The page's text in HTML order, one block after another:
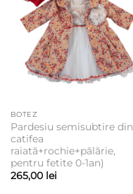
BOTEZ
Pardesiu semisubtire din
catifea
raiată+rochie+pălărie,
pentru fetite 0-1an)
265,00 lei